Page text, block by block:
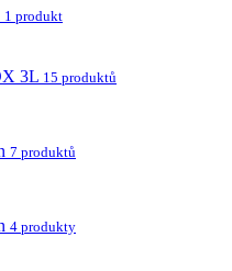
1 produkt
3L 15 produktů
7 produktů
4 produkty